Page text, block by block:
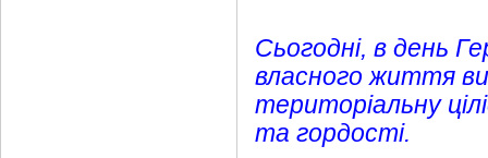
Сьогодні, в день
власного життя
територіальну
та гордості.